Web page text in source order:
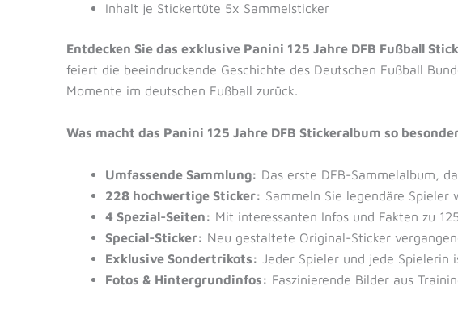
Inhalt je Stickertüte 5x Sammelsticker
Entdecken Sie das exklusive Panini 125 Jahre DFB Fußball
feiert die beeindruckende Geschichte des Deutschen Fußball
Momente im deutschen Fußball zurück.
Was macht das Panini 125 Jahre DFB Stickeralbum so
Umfassende Sammlung: Das erste DFB-Sammelalbum,
228 hochwertige Sticker: Sammeln Sie legendäre Spieler
4 Spezial-Seiten: Mit interessanten Infos und Fakten zu
Special-Sticker: Neu gestaltete Original-Sticker
Exklusive Sondertrikots:
Jeder Spieler und jede
Fotos & Hintergrundinfos: Faszinierende Bilder aus